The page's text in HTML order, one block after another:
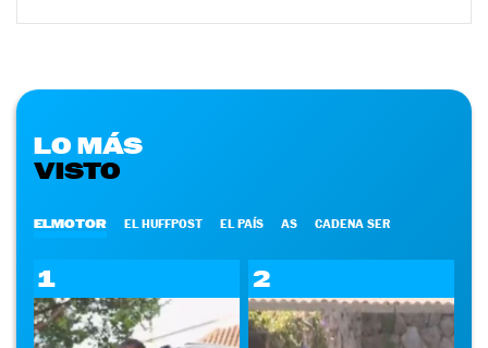
LO MÁS
VISTO
ELMOTOR EL HUFFPOST EL PAÍS AS CADENA SER
1 2